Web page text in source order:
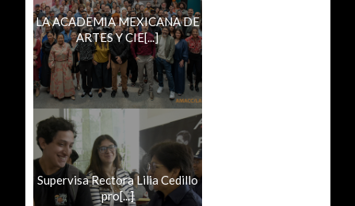
LA ACADEMIA MEXICANA DE
ARTES Y CIE[...]
Supervisa Rectora Lilia Cedillo
pro[...]